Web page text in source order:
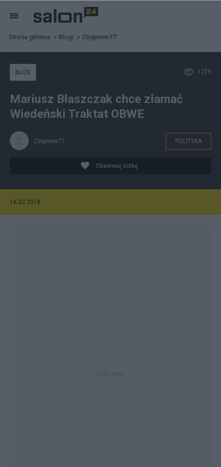
Strona główna Blogi Zbigniew77
1279
BLOG
Mariusz Błaszczak chce złamać
Wiedeński Traktat OBWE
Zbigniew77 POLITYKA
Obserwuj notkę
16.02.2018